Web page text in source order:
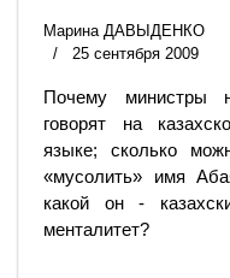
Марина ДАВЫДЕНКО
25 сентября 2009
Почему министры
говорят на
языке; сколько
«мусолить» имя
какой он -
менталитет?